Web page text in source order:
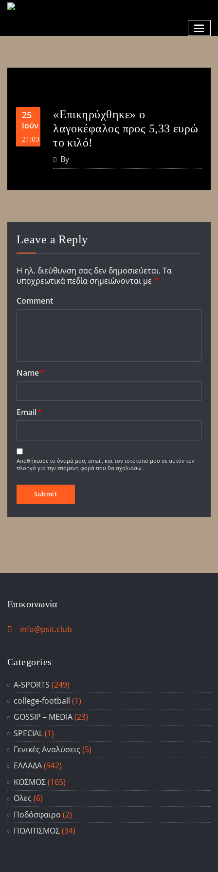
25
Ιούν
21:03
«Επικηρύχθηκε» ο
λαγοκέφαλος προς 5,33 ευρώ
το κιλό!
By
Leave a Reply
Η ηλ. διεύθυνση σας δεν δημοσιεύεται. Τα
υποχρεωτικά πεδία σημειώνονται με *
Comment
Name*
Email*
Αποθήκευσε το όνομά μου, email, και τον ιστότοπο μου σε αυτόν τον
πλοηγό για την επόμενη φορά που θα σχολιάσω.
Επικοινωνία
info@psit.club
Categories
A-SPORTS (249)
college-football (1)
GOSSIP – ΜΕDIA(23)
SPECIAL(1)
Γενικές Αναλύσεις (5)
ΕΛΛΑΔΑ(942)
ΚΟΣΜΟΣ(165)
Ολες (6)
Ποδόσφαιρο (2)
ΠΟΛΙΤΙΣΜΟΣ(34)